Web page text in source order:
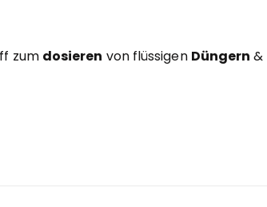
zum dosieren von flüssigen Düngern &